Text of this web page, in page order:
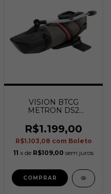
VISION BTCG
METRON DS2
V0245 B2
R$1.199,00
R$1.103,08 com Boleto
11 x de R$109,00 sem juros